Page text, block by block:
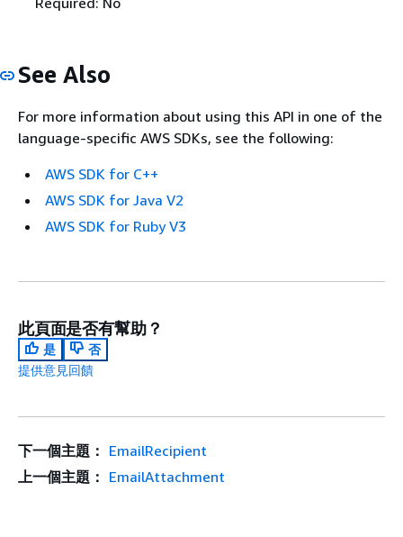
See Also
For more information about using this API in one of the
language-specific AWS SDKs, see the following:
AWS SDK for C++
AWS SDK for Java V2
AWS SDK for Ruby V3
此頁面是否有幫助？
是
否
提供意見回饋
下一個主題： EmailRecipient
上一個主題： EmailAttachment